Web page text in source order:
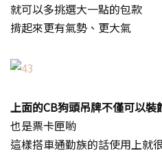
就可以多挑選大一點的包款
揹起來更有氣勢、更大氣
上面的CB狗頭吊牌不僅可以裝
也是票卡匣喲
這樣搭車通勤族的話使用上就